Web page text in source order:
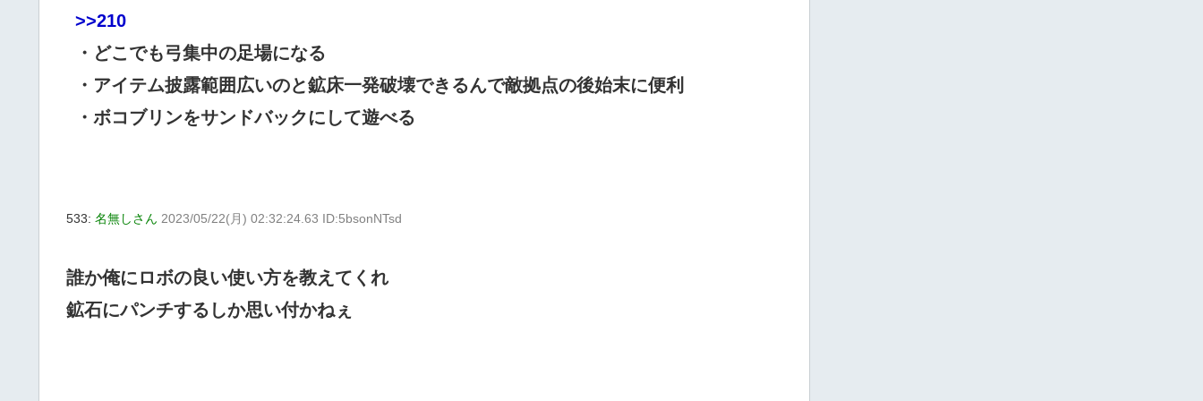
>>210
・どこでも弓集中の足場になる
・アイテム披露範囲広いのと鉱床一発破壊できるんで敵拠点の後始末に便利
・ボコブリンをサンドバックにして遊べる
533: 名無しさん 2023/05/22(月) 02:32:24.63 ID:5bsonNTsd
誰か俺にロボの良い使い方を教えてくれ
鉱石にパンチするしか思い付かねぇ